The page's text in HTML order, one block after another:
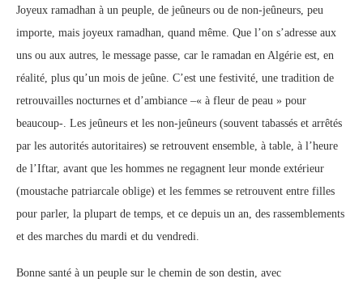
Joyeux ramadhan à un peuple, de jeûneurs ou de non-jeûneurs, peu
importe, mais joyeux ramadhan, quand même. Que l’on s’adresse aux
uns ou aux autres, le message passe, car le ramadan en Algérie est, en
réalité, plus qu’un mois de jeûne. C’est une festivité, une tradition de
retrouvailles nocturnes et d’ambiance –« à fleur de peau » pour
beaucoup-. Les jeûneurs et les non-jeûneurs (souvent tabassés et arrêtés
par les autorités autoritaires) se retrouvent ensemble, à table, à l’heure
de l’Iftar, avant que les hommes ne regagnent leur monde extérieur
(moustache patriarcale oblige) et les femmes se retrouvent entre filles
pour parler, la plupart de temps, et ce depuis un an, des rassemblements
et des marches du mardi et du vendredi.
Bonne santé à un peuple sur le chemin de son destin, avec